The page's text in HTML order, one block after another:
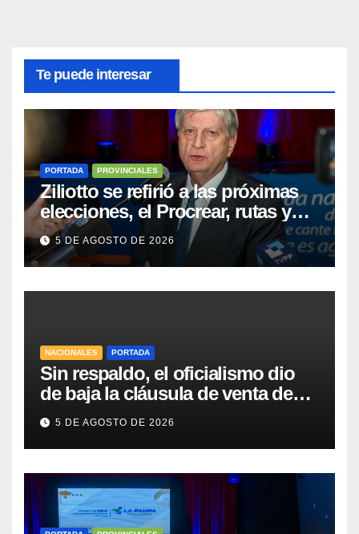
Te puede interesar
PORTADA PROVINCIALES
Ziliotto se refirió a las próximas
elecciones, el Procrear, rutas y
Vaca Muerta
5 DE AGOSTO DE 2026
NACIONALES PORTADA
Sin respaldo, el oficialismo dio
de baja la cláusula de venta de
tierras a extranjeros para salvar la
sesión
5 DE AGOSTO DE 2026